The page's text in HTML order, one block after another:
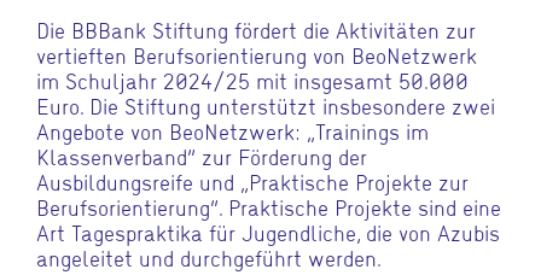
Die BBBank Stiftung fördert die Aktivitäten zur
vertieften Berufsorientierung von BeoNetzwerk
im Schuljahr 2024/25 mit insgesamt 50.000
Euro. Die Stiftung unterstützt insbesondere zwei
Angebote von BeoNetzwerk: „Trainings im
Klassenverband“ zur Förderung der
Ausbildungsreife und „Praktische Projekte zur
Berufsorientierung“. Praktische Projekte sind eine
Art Tagespraktika für Jugendliche, die von Azubis
angeleitet und durchgeführt werden.